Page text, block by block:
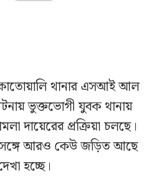
থানার এসআই আল
ভুক্তভোগী যুবক থানায়
দায়েরের প্রক্রিয়া চলছে।
সঙ্গে আরও কেউ জড়িত আছে
হচ্ছে।